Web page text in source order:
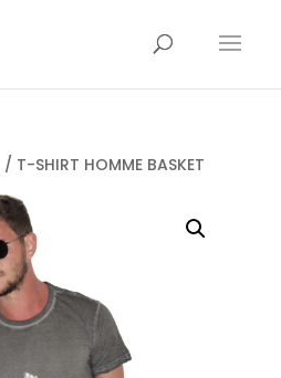
/ T-SHIRT HOMME BASKET